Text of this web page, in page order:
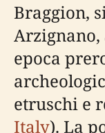
Braggion,
epoca
etruschi e
Italy). La